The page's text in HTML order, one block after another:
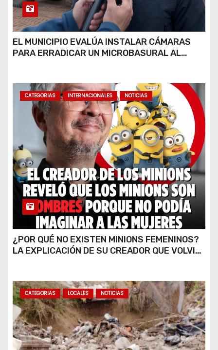
EL MUNICIPIO EVALÚA INSTALAR CÁMARAS
PARA ERRADICAR UN MICROBASURAL AL
CATEGORIAS INTERNACIONALES NOTICIAS
¿POR QUÉ NO EXISTEN MINIONS FEMENINOS?
LA EXPLICACIÓN DE SU CREADOR QUE VOLVIÓ
CATEGORIAS LOCALES NOTICIAS